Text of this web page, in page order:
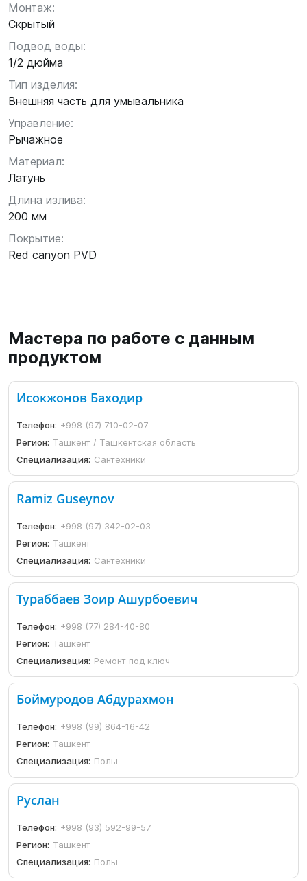
Монтаж:
Скрытый
Подвод воды:
1/2 дюйма
Тип изделия:
Внешняя часть для умывальника
Управление:
Рычажное
Материал:
Латунь
Длина излива:
200 мм
Покрытие:
Red canyon PVD
Мастера по работе с данным
продуктом
Исокжонов Баходир
Телефон: +998 (97) 710-02-07
Регион: Ташкент / Ташкентская область
Специализация: Сантехники
Ramiz Guseynov
Телефон: +998 (97) 342-02-03
Регион: Ташкент
Специализация: Сантехники
Тураббаев Зоир Ашурбоевич
Телефон: +998 (77) 284-40-80
Регион: Ташкент
Специализация: Ремонт под ключ
Боймуродов Абдурахмон
Телефон: +998 (99) 864-16-42
Регион: Ташкент
Специализация: Полы
Руслан
Телефон: +998 (93) 592-99-57
Регион: Ташкент
Специализация: Полы